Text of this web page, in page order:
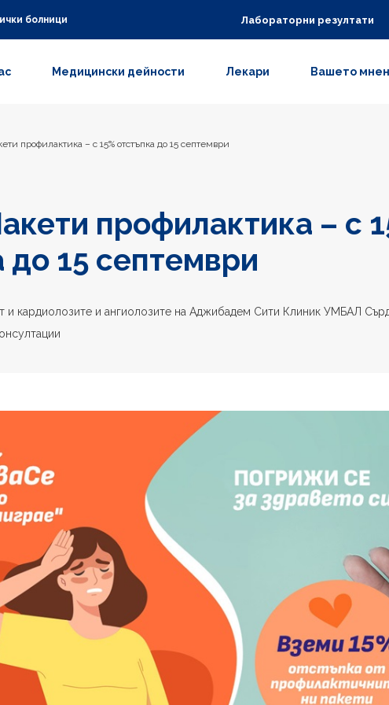
болници Лабораторни резултати
Медицински дейности Лекари Вашето
профилактика – с 15% отстъпка до 15 септември
профилактика – с
до 15 септември
и кардиолозите и ангиолозите на Аджибадем Сити Клиник УМБАЛ